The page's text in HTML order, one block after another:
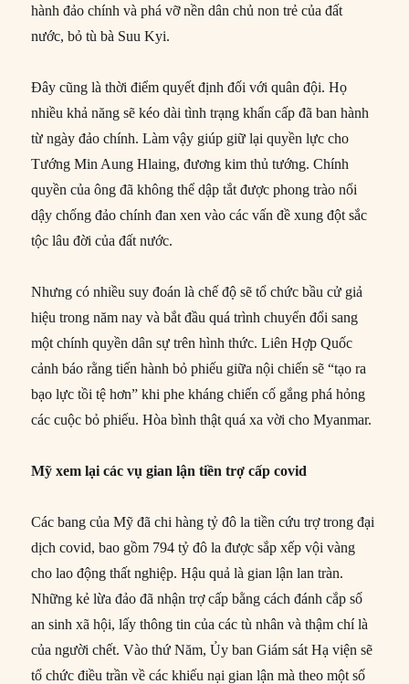
hành đảo chính và phá vỡ nền dân chủ non trẻ của đất
nước, bỏ tù bà Suu Kyi.
Đây cũng là thời điểm quyết định đối với quân đội. Họ
nhiều khả năng sẽ kéo dài tình trạng khẩn cấp đã ban hành
từ ngày đảo chính. Làm vậy giúp giữ lại quyền lực cho
Tướng Min Aung Hlaing, đương kim thủ tướng. Chính
quyền của ông đã không thể dập tắt được phong trào nổi
dậy chống đảo chính đan xen vào các vấn đề xung đột sắc
tộc lâu đời của đất nước.
Nhưng có nhiều suy đoán là chế độ sẽ tổ chức bầu cử giả
hiệu trong năm nay và bắt đầu quá trình chuyển đổi sang
một chính quyền dân sự trên hình thức. Liên Hợp Quốc
cảnh báo rằng tiến hành bỏ phiếu giữa nội chiến sẽ “tạo ra
bạo lực tồi tệ hơn” khi phe kháng chiến cố gắng phá hỏng
các cuộc bỏ phiếu. Hòa bình thật quá xa vời cho Myanmar.
Mỹ xem lại các vụ gian lận tiền trợ cấp covid
Các bang của Mỹ đã chi hàng tỷ đô la tiền cứu trợ trong đại
dịch covid, bao gồm 794 tỷ đô la được sắp xếp vội vàng
cho lao động thất nghiệp. Hậu quả là gian lận lan tràn.
Những kẻ lừa đảo đã nhận trợ cấp bằng cách đánh cắp số
an sinh xã hội, lấy thông tin của các tù nhân và thậm chí là
của người chết. Vào thứ Năm, Ủy ban Giám sát Hạ viện sẽ
tổ chức điều trần về các khiếu nại gian lận mà theo một số